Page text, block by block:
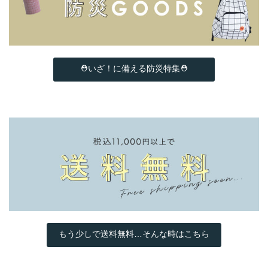
⛑いざ！に備える防災特集⛑
もう少しで送料無料…そんな時はこちら